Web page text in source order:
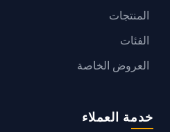
المنتجات
الفئات
العروض الخاصة
خدمة العملاء